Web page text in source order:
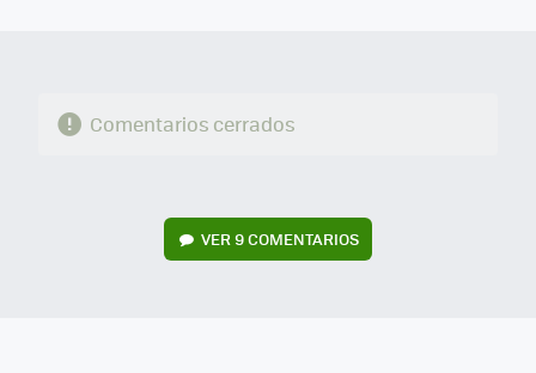
Comentarios cerrados
VER 9 COMENTARIOS